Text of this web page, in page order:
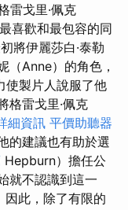
雷戈里·佩克
喜歡和最包容的同
將伊麗莎白·泰勒
（Anne）的角色，
使製片人說服了他
格雷戈里·佩克
細資訊 平價助聽器
的建議也有助於選
Hepburn）擔任公
就不認識到這一
此，除了有限的